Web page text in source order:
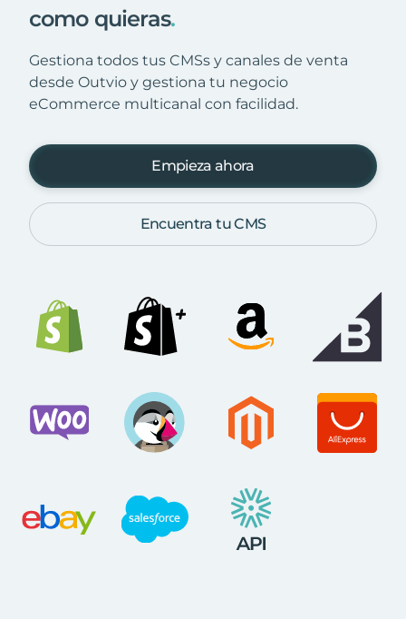
como quieras.
Gestiona todos tus CMSs y canales de venta
desde Outvio y gestiona tu negocio
eCommerce multicanal con facilidad.
Empieza ahora
Encuentra tu CMS